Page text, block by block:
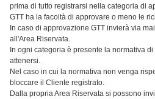
prima di tutto registrarsi nella categoria di
GTT ha la facoltà di approvare o meno le
In caso di approvazione GTT invierà via
all'Area Riservata.
In ogni categoria è presente la normativa
attenersi.
Nel caso in cui la normativa non venga
bloccare il Cliente registrato.
Dalla propria Area Riservata si possono